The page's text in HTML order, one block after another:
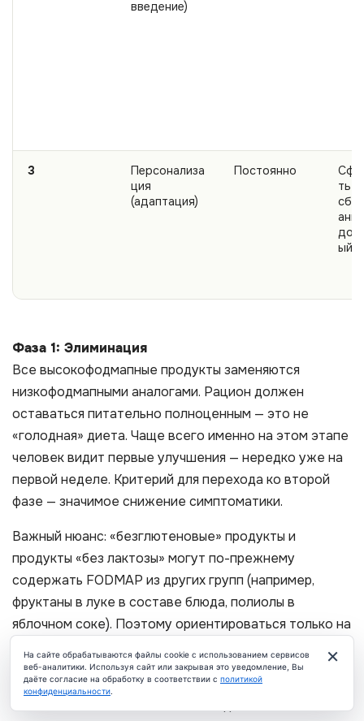
введение)
3
Персонализа
ция
(адаптация)
Постоянно
ть
ый
Фаза 1: Элиминация
Все высокофодмапные продукты заменяются
низкофодмапными аналогами. Рацион должен
оставаться питательно полноценным — это не
«голодная» диета. Чаще всего именно на этом этапе
человек видит первые улучшения — нередко уже на
первой неделе. Критерий для перехода ко второй
фазе — значимое снижение симптоматики.
Важный нюанс: «безглютеновые» продукты и
продукты «без лактозы» могут по-прежнему
содержать FODMAP из других групп (например,
фруктаны в луке в составе блюда, полиолы в
яблочном соке). Поэтому ориентироваться только на
Фаза 2: Реинтродукция
×
На сайте обрабатываются файлы cookie с использованием сервисов
веб-аналитики. Используя сайт или закрывая это уведомление, Вы
даёте согласие на обработку в соответствии с политикой
конфиденциальности.